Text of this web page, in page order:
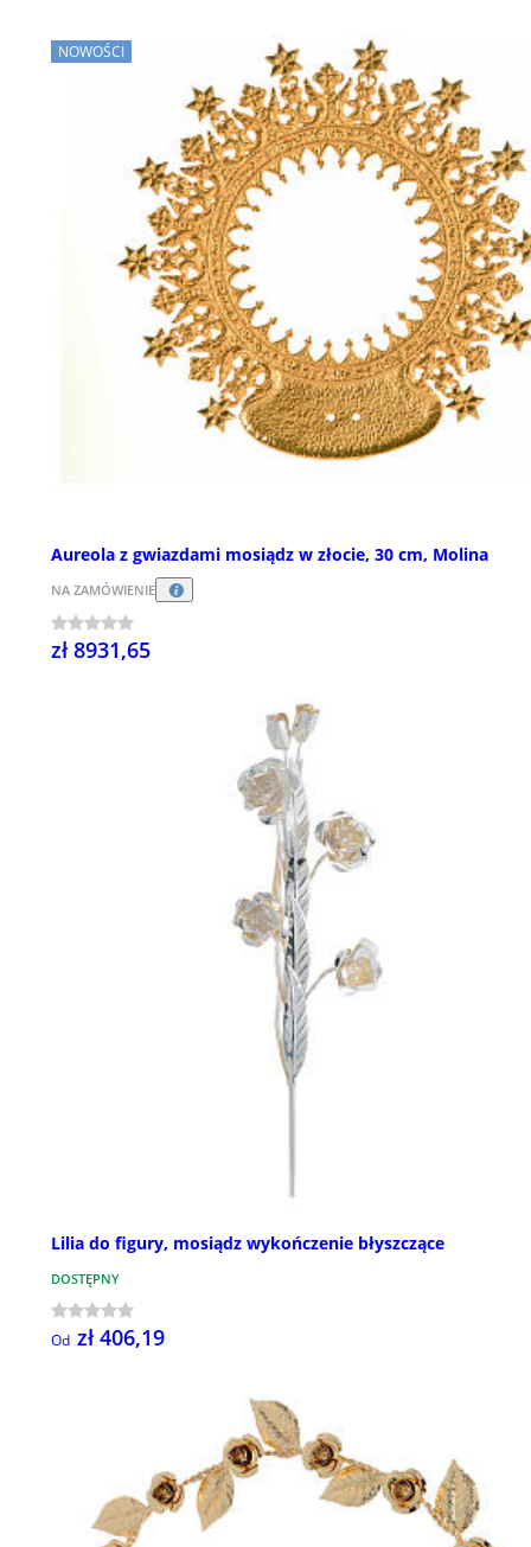
NOWOŚCI
Aureola z gwiazdami mosiądz w złocie, 30 cm, Molina
NA ZAMÓWIENIE
zł 8931,65
Lilia do figury, mosiądz wykończenie błyszczące
DOSTĘPNY
Od zł 406,19